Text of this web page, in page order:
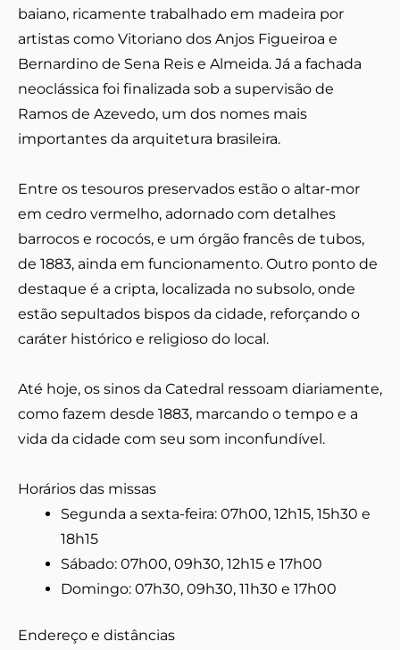
baiano, ricamente trabalhado em madeira por
artistas como Vitoriano dos Anjos Figueiroa e
Bernardino de Sena Reis e Almeida. Já a fachada
neoclássica foi finalizada sob a supervisão de
Ramos de Azevedo, um dos nomes mais
importantes da arquitetura brasileira.
Entre os tesouros preservados estão o altar-mor
em cedro vermelho, adornado com detalhes
barrocos e rococós, e um órgão francês de tubos,
de 1883, ainda em funcionamento. Outro ponto de
destaque é a cripta, localizada no subsolo, onde
estão sepultados bispos da cidade, reforçando o
caráter histórico e religioso do local.
Até hoje, os sinos da Catedral ressoam diariamente,
como fazem desde 1883, marcando o tempo e a
vida da cidade com seu som inconfundível.
Horários das missas
Segunda a sexta-feira: 07h00, 12h15, 15h30 e
18h15
Sábado: 07h00, 09h30, 12h15 e 17h00
Domingo: 07h30, 09h30, 11h30 e 17h00
Endereço e distâncias